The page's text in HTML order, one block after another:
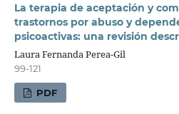
La terapia de aceptación y
trastornos por abuso y
psicoactivas: una revisión
Laura Fernanda Perea-Gil
99-121
PDF